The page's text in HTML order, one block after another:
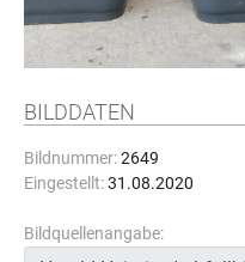
BILDDATEN
Bildnummer:2649
Eingestellt:31.08.2020
Bildquellenangabe: